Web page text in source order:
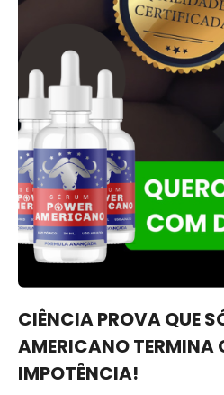
CIÊNCIA PROVA QUE
AMERICANO TERMINA
IMPOTÊNCIA!